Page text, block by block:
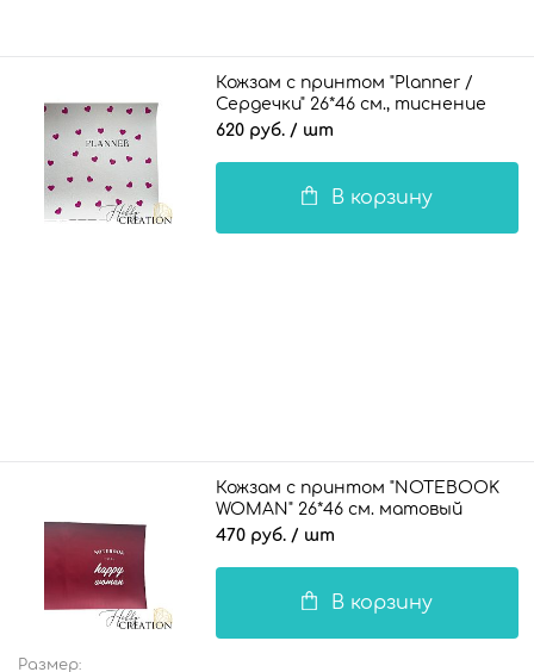
Кожзам с принтом "Planner /
Сердечки" 26*46 см., тиснение
под кожу, белый
620 руб. / шт
В корзину
Кожзам с принтом "NOTEBOOK
WOMAN" 26*46 см. матовый
однотонный, винный
470 руб. / шт
В корзину
Размер: